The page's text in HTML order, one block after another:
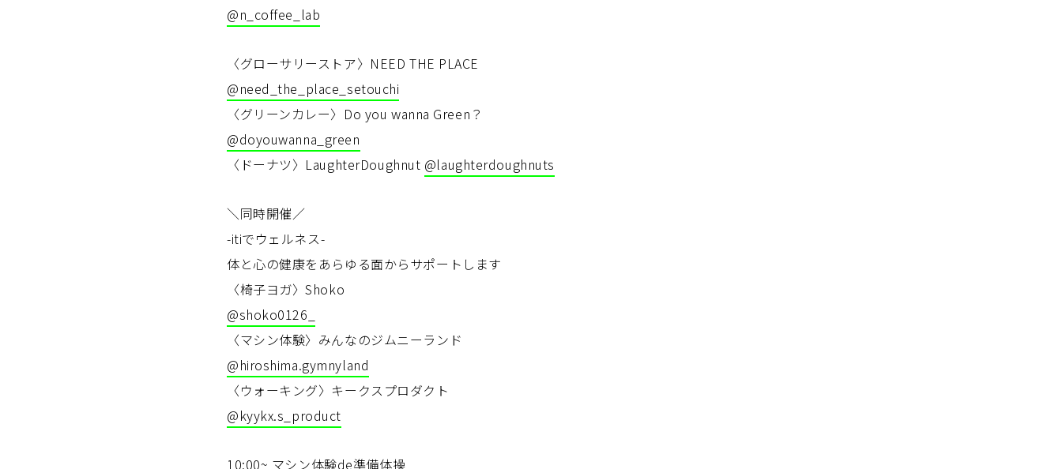
@n_coffee_lab
〈グローサリーストア〉NEED THE PLACE
@need_the_place_setouchi
〈グリーンカレー〉Do you wanna Green？
@doyouwanna_green
〈ドーナツ〉LaughterDoughnut @laughterdoughnuts
＼同時開催／
-itiでウェルネス-
体と心の健康をあらゆる面からサポートします
〈椅子ヨガ〉Shoko
@shoko0126_
〈マシン体験〉みんなのジムニーランド
@hiroshima.gymnyland
〈ウォーキング〉キークスプロダクト
@kyykx.s_product
10:00~ マシン体験de準備体操